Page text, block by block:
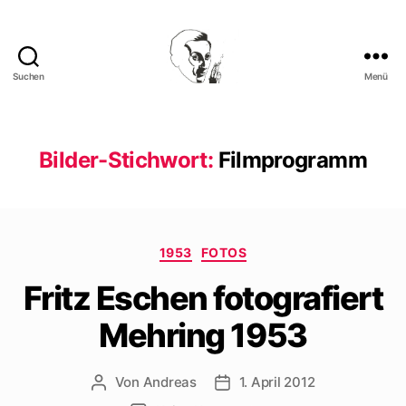
Suchen Menü
Bilder-Stichwort: Filmprogramm
Kategorien
1953 FOTOS
Fritz Eschen fotografiert
Mehring 1953
Beitragsautor
Von Andreas Beitragsdatum
1. April 2012